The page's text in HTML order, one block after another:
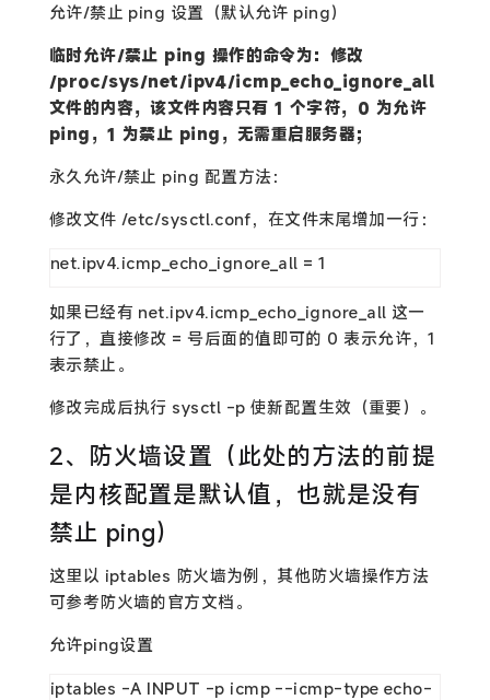
允许/禁止 ping 设置（默认允许 ping）
临时允许/禁止 ping 操作的命令为：修改
/proc/sys/net/ipv4/icmp_echo_ignore_all
文件的内容，该文件内容只有 1 个字符，0 为允许
ping，1 为禁止 ping，无需重启服务器；
永久允许/禁止 ping 配置方法：
修改文件 /etc/sysctl.conf，在文件末尾增加一行：
net.ipv4.icmp_echo_ignore_all = 1
如果已经有 net.ipv4.icmp_echo_ignore_all 这一
行了，直接修改 = 号后面的值即可的 0 表示允许，1
表示禁止。
修改完成后执行 sysctl -p 使新配置生效（重要）。
2、防火墙设置（此处的方法的前提
是内核配置是默认值，也就是没有
禁止 ping）
这里以 iptables 防火墙为例，其他防火墙操作方法
可参考防火墙的官方文档。
允许ping设置
iptables -A INPUT -p icmp --icmp-type echo-